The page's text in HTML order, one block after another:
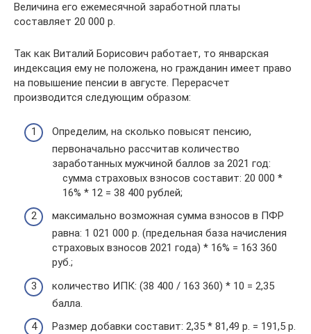
Величина его ежемесячной заработной платы
составляет 20 000 р.
Так как Виталий Борисович работает, то январская
индексация ему не положена, но гражданин имеет право
на повышение пенсии в августе. Перерасчет
производится следующим образом:
Определим, на сколько повысят пенсию,
первоначально рассчитав количество
заработанных мужчиной баллов за 2021 год:
сумма страховых взносов составит: 20 000 *
16% * 12 = 38 400 рублей;
максимально возможная сумма взносов в ПФР
равна: 1 021 000 р. (предельная база начисления
страховых взносов 2021 года) * 16% = 163 360
руб.;
количество ИПК: (38 400 / 163 360) * 10 = 2,35
балла.
Размер добавки составит: 2,35 * 81,49 р. = 191,5 р.